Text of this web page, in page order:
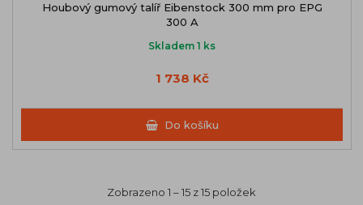
Houbový gumový talíř Eibenstock 300 mm pro EPG
300 A
Skladem 1 ks
1 738 Kč
Do košíku
Zobrazeno 1 – 15 z 15 položek